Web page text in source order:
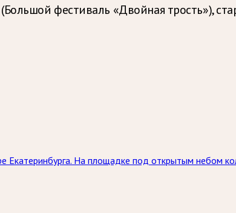
фестиваль «Двойная трость»),
Екатеринбурга. На площадке под открытым небом